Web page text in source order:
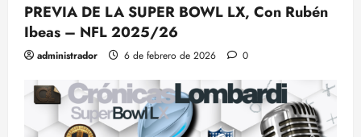
PREVIA DE LA SUPER BOWL LX, Con Rubén
Ibeas – NFL 2025/26
administrador 6 de febrero de 2026 0